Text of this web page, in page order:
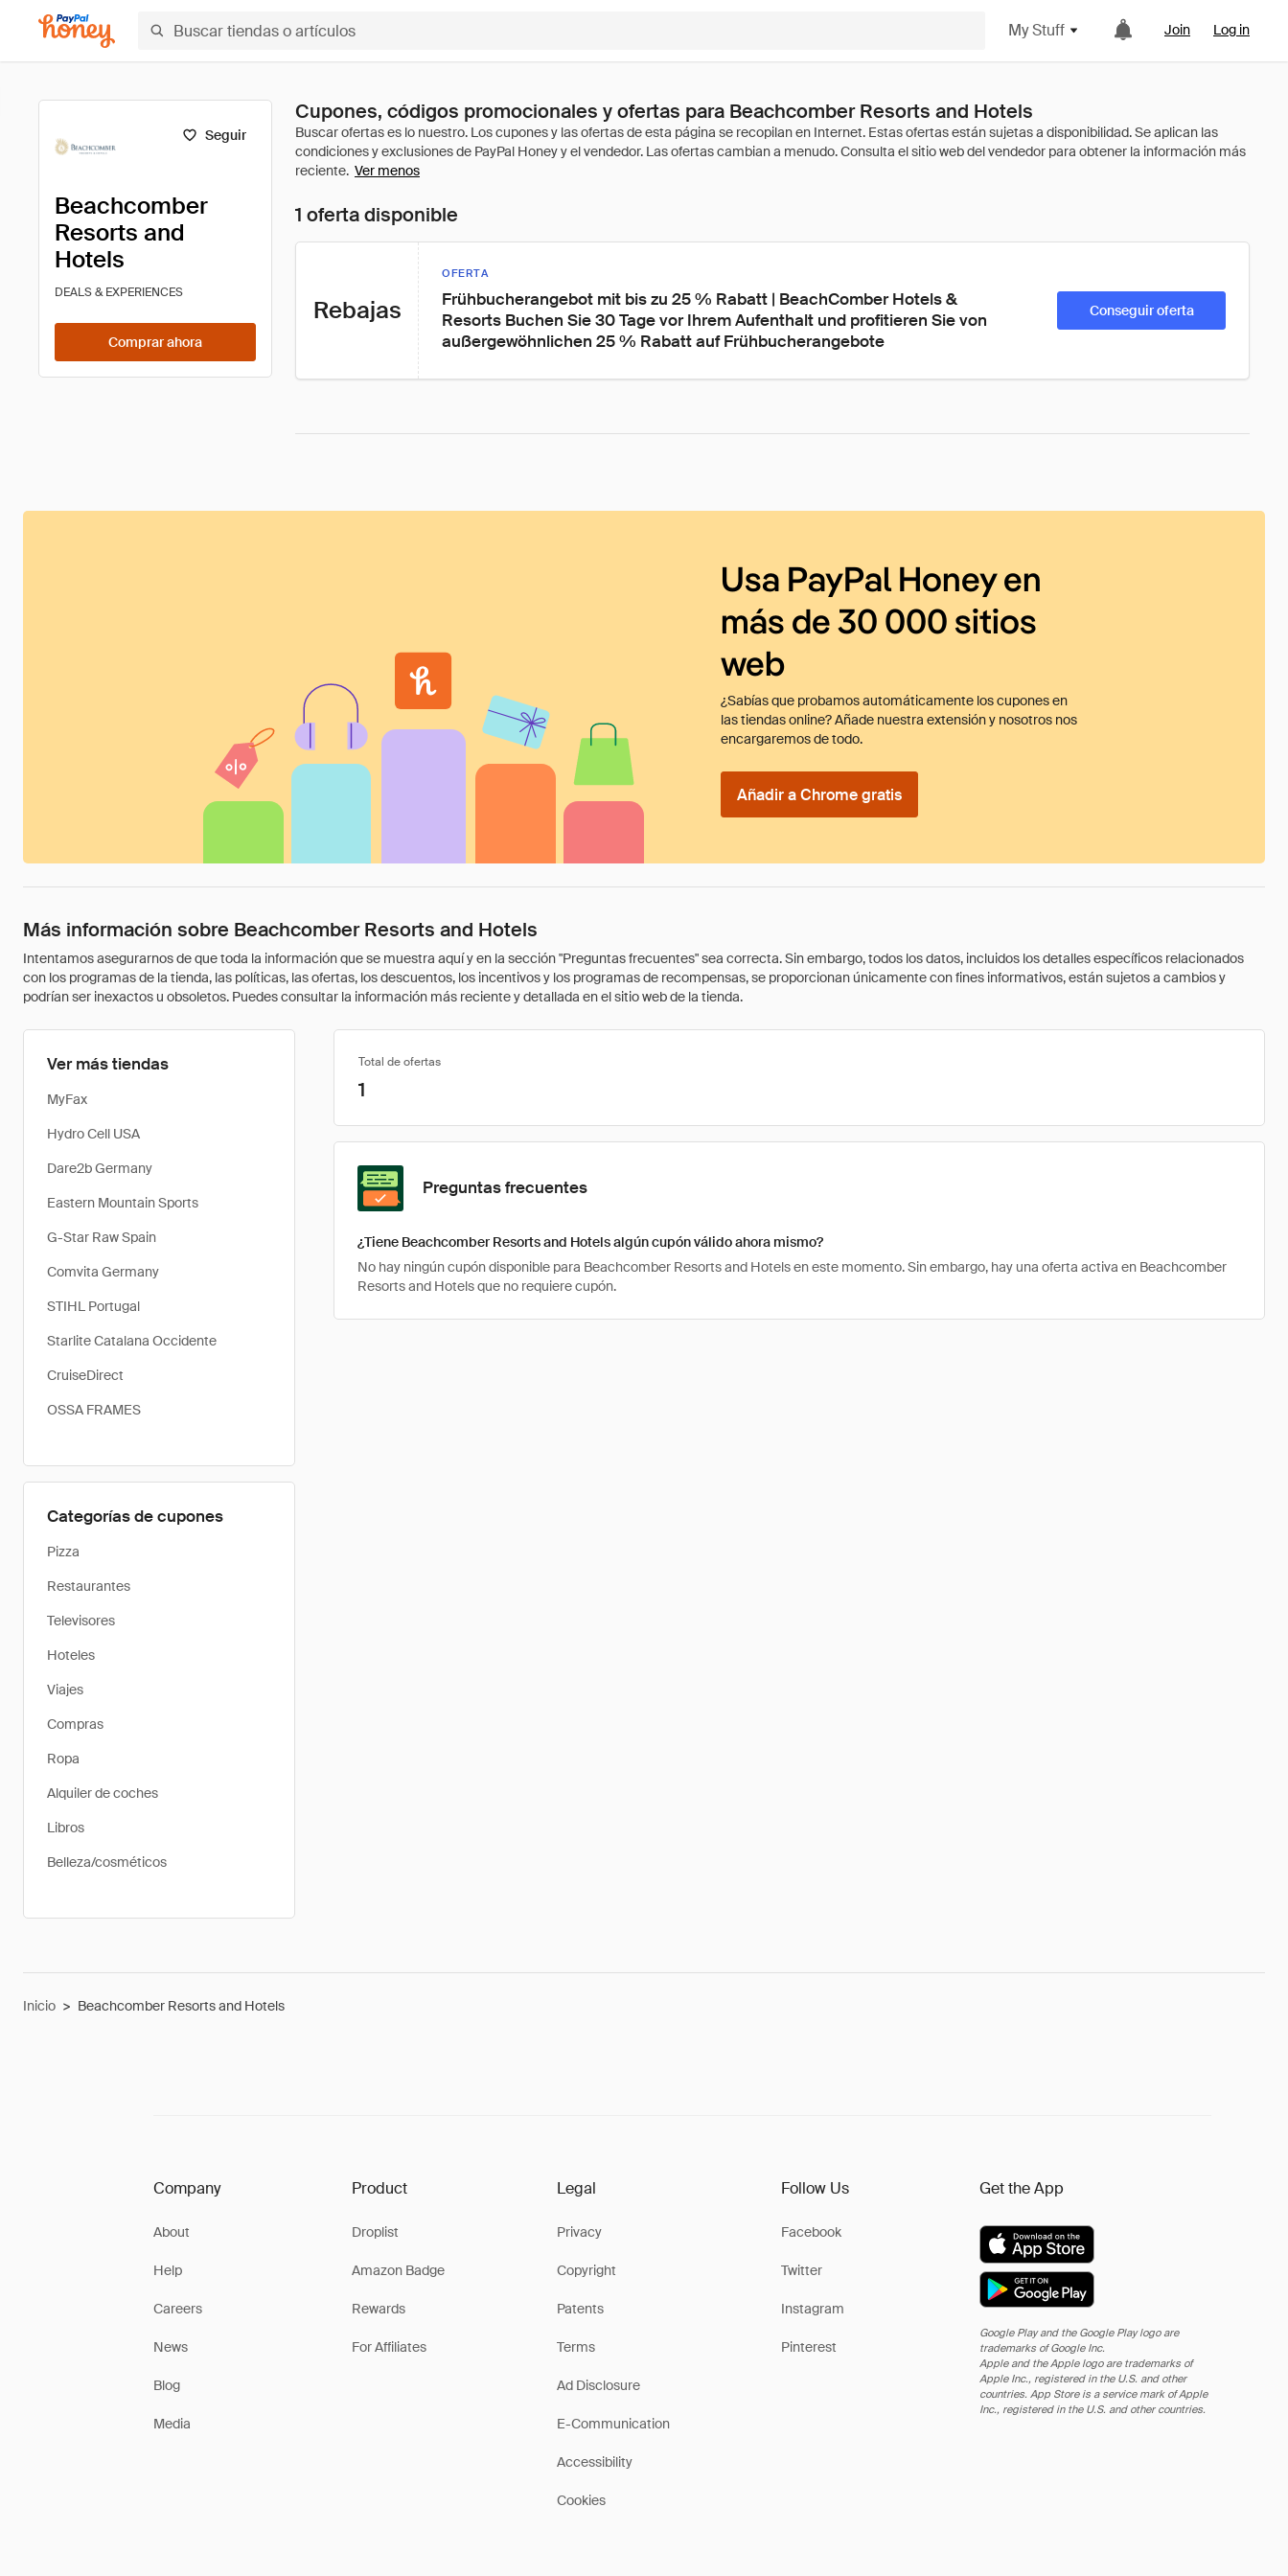
My Stuff Join Log in
Seguir
Beachcomber
Resorts and
Hotels
DEALS & EXPERIENCES
Comprar ahora
Cupones, códigos promocionales y ofertas para Beachcomber Resorts and Hotels
Ver menos
1 oferta disponible
Rebajas
OFERTA
Frühbucherangebot mit bis zu 25 % Rabatt | BeachComber Hotels &
Resorts Buchen Sie 30 Tage vor Ihrem Aufenthalt und profitieren Sie von
außergewöhnlichen 25 % Rabatt auf Frühbucherangebote
Conseguir oferta
Usa PayPal Honey en
más de 30 000 sitios
web
¿Sabías que probamos automáticamente los cupones en
las tiendas online? Añade nuestra extensión y nosotros nos
encargaremos de todo.
Añadir a Chrome gratis
Más información sobre Beachcomber Resorts and Hotels
Intentamos asegurarnos de que toda la información que se muestra aquí y en la sección "Preguntas frecuentes" sea correcta. Sin embargo, todos los datos, incluidos los detalles específicos relacionados
con los programas de la tienda, las políticas, las ofertas, los descuentos, los incentivos y los programas de recompensas, se proporcionan únicamente con fines informativos, están sujetos a cambios y
podrían ser inexactos u obsoletos. Puedes consultar la información más reciente y detallada en el sitio web de la tienda.
Ver más tiendas
MyFax
Hydro Cell USA
Dare2b Germany
Eastern Mountain Sports
G-Star Raw Spain
Comvita Germany
STIHL Portugal
Starlite Catalana Occidente
CruiseDirect
OSSA FRAMES
Categorías de cupones
Pizza
Restaurantes
Televisores
Hoteles
Viajes
Compras
Ropa
Alquiler de coches
Libros
Belleza/cosméticos
Total de ofertas
1
Preguntas frecuentes
¿Tiene Beachcomber Resorts and Hotels algún cupón válido ahora mismo?
No hay ningún cupón disponible para Beachcomber Resorts and Hotels en este momento. Sin embargo, hay una oferta activa en Beachcomber
Resorts and Hotels que no requiere cupón.
Inicio > Beachcomber Resorts and Hotels
Company
About
Help
Careers
News
Blog
Media
Product
Droplist
Amazon Badge
Rewards
For Affiliates
Legal
Privacy
Copyright
Patents
Terms
Ad Disclosure
E-Communication
Accessibility
Cookies
Follow Us
Facebook
Twitter
Instagram
Pinterest
Get the App
Google Play and the Google Play logo are
trademarks of Google Inc.
Apple and the Apple logo are trademarks of
Apple Inc., registered in the U.S. and other
countries. App Store is a service mark of Apple
Inc., registered in the U.S. and other countries.